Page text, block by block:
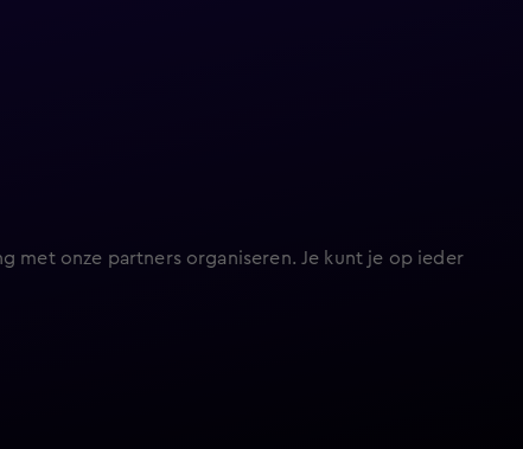
met onze partners organiseren. Je kunt je op ieder